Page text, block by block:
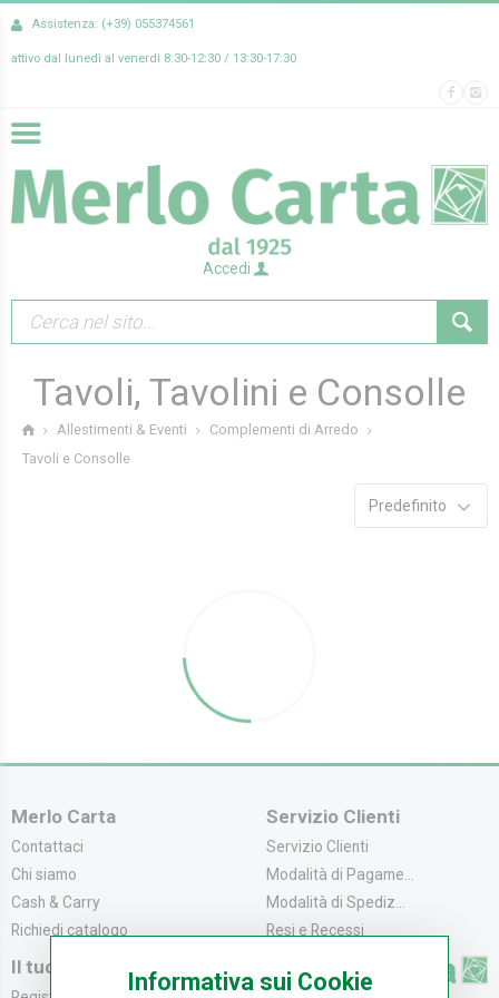
Assistenza: (+39) 055374561
attivo dal lunedì al venerdì 8:30-12:30 / 13:30-17:30
Accedi
Tavoli, Tavolini e Consolle
Allestimenti & Eventi
Complementi di Arredo
Tavoli e Consolle
Predefinito
Merlo Carta
Contattaci
Chi siamo
Cash & Carry
Richiedi catalogo
Servizio Clienti
Servizio Clienti
Modalità di Pagame...
Modalità di Spediz...
Resi e Recessi
Il tuo Account
Informativa sui Cookie